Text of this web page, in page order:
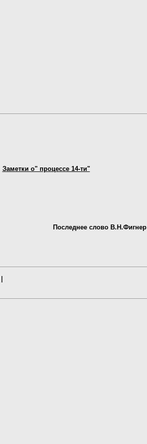
Заметки о" процессе 14-ти"
Последнее слово В.Н.Фигнер